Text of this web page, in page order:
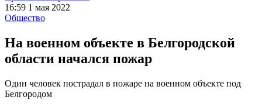
16:59 1 мая 2022
Общество
На военном объекте в Белгородской
области начался пожар
Один человек пострадал в пожаре на военном объекте под
Белгородом